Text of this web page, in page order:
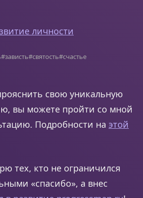
личности
#зависть#святость#счастье
свою уникальную
вы можете пройти со мной
Подробности на этой
тех, кто не ограничился
«спасибо», а внес